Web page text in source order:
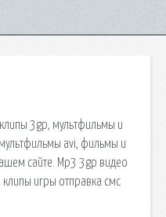
3gp, мультфильмы и
avi, фильмы и
сайте. Mp3 3gp видео
игры отправка смс